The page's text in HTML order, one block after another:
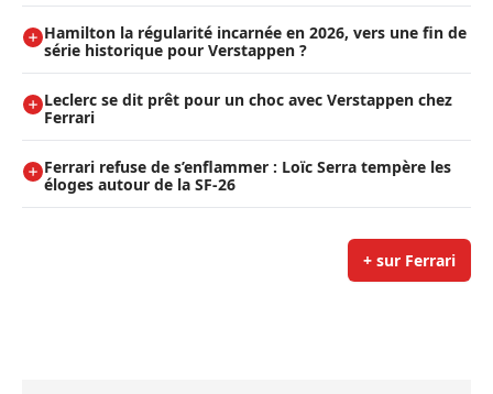
Hamilton la régularité incarnée en 2026, vers une fin de
série historique pour Verstappen ?
Leclerc se dit prêt pour un choc avec Verstappen chez
Ferrari
Ferrari refuse de s’enflammer : Loïc Serra tempère les
éloges autour de la SF-26
+ sur Ferrari